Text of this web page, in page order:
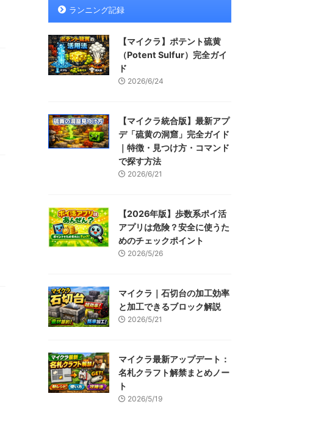
ランニング記録
【マイクラ】ポテント硫黄
（Potent Sulfur）完全ガイ
ド
2026/6/24
【マイクラ統合版】最新アプ
デ「硫黄の洞窟」完全ガイド
｜特徴・見つけ方・コマンド
で探す方法
2026/6/21
【2026年版】歩数系ポイ活
アプリは危険？安全に使うた
めのチェックポイント
2026/5/26
マイクラ｜石切台の加工効率
と加工できるブロック解説
2026/5/21
マイクラ最新アップデート：
名札クラフト解禁まとめノー
ト
2026/5/19